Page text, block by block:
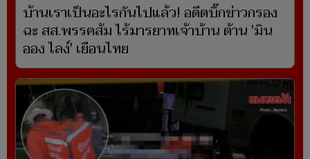
บ้านเราเป็นอะไรกันไปแล้ว! อดีตบิ๊กข่าวกรอง
ฉะ สส.พรรคส้ม ไร้มารยาทเจ้าบ้าน ต้าน 'มิน
ออง ไลง์' เยือนไทย